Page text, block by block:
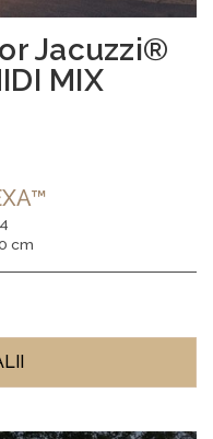
Jacuzzi®
MIX
cm